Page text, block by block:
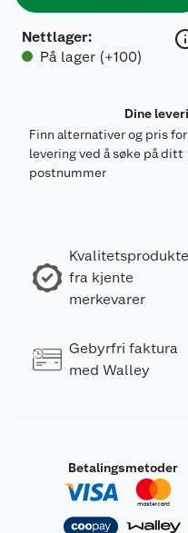
Nettlager:
På lager (+100)
Dine
Finn alternativer og pris for
levering ved å søke på ditt
postnummer
fra kjente
merkevarer
Gebyrfri faktura
med Walley
Betalingsmetoder